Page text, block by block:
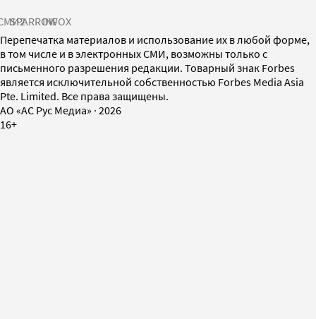
SPARROWINFOX
Перепечатка материалов и использование их в любой форме,
в том числе и в электронных СМИ, возможны только с
письменного разрешения редакции. Товарный знак Forbes
является исключительной собственностью Forbes Media Asia
Pte. Limited. Все права защищены.
AO «АС Рус Медиа» · 2026
16+